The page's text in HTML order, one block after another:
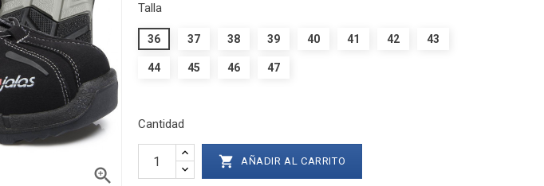

Talla
36 37 38 39 40 41 42 43
44 45 46 47
Cantidad
 AÑADIR AL CARRITO